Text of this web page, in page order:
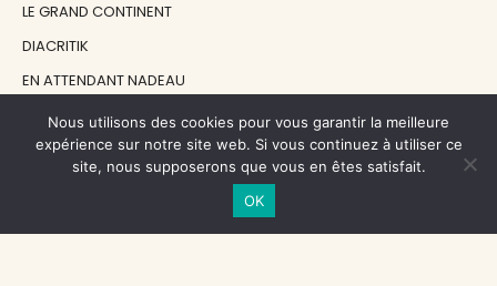
LE GRAND CONTINENT
DIACRITIK
EN ATTENDANT NADEAU
NOS SOUTIENS
Nous utilisons des cookies pour vous garantir la meilleure
expérience sur notre site web. Si vous continuez à utiliser ce
site, nous supposerons que vous en êtes satisfait.
OK